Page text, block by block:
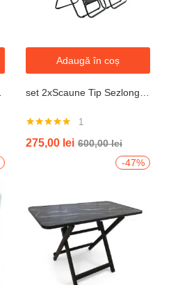
Adaugă în coș
5.00din 5
1
275,00 lei 600,00lei
-47%